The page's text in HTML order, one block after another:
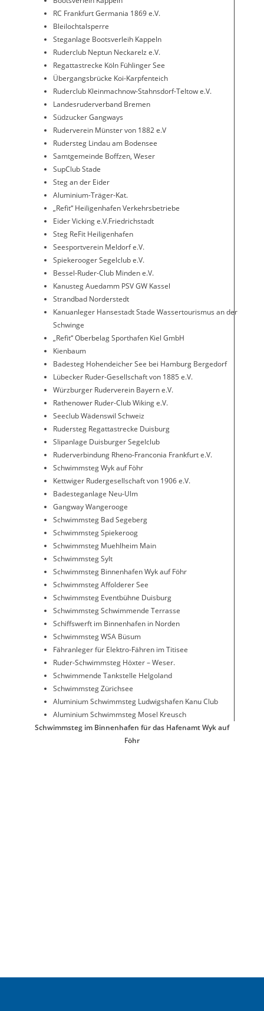
RC Frankfurt Germania 1869 e.V.
Bleilochtalsperre
Steganlage Bootsverleih Kappeln
Ruderclub Neptun Neckarelz e.V.
Regattastrecke Köln Fühlinger See
Übergangsbrücke Koi-Karpfenteich
Ruderclub Kleinmachnow-Stahnsdorf-Teltow e.V.
Landesruderverband Bremen
Südzucker Gangways
Ruderverein Münster von 1882 e.V
Rudersteg Lindau am Bodensee
Samtgemeinde Boffzen, Weser
SupClub Stade
Steg an der Eider
Aluminium-Träger-Kat.
„Refit“ Heiligenhafen Verkehrsbetriebe
Eider Vicking e.V.Friedrichstadt
Steg ReFit Heiligenhafen
Seesportverein Meldorf e.V.
Spiekerooger Segelclub e.V.
Bessel-Ruder-Club Minden e.V.
Kanusteg Auedamm PSV GW Kassel
Strandbad Norderstedt
Kanuanleger Hansestadt Stade Wassertourismus an der
Schwinge
„Refit“ Oberbelag Sporthafen Kiel GmbH
Kienbaum
Badesteg Hohendeicher See bei Hamburg Bergedorf
Lübecker Ruder-Gesellschaft von 1885 e.V.
Würzburger Ruderverein Bayern e.V.
Rathenower Ruder-Club Wiking e.V.
Seeclub Wädenswil Schweiz
Rudersteg Regattastrecke Duisburg
Slipanlage Duisburger Segelclub
Ruderverbindung Rheno-Franconia Frankfurt e.V.
Schwimmsteg Wyk auf Föhr
Kettwiger Rudergesellschaft von 1906 e.V.
Badesteganlage Neu-Ulm
Gangway Wangerooge
Schwimmsteg Bad Segeberg
Schwimmsteg Spiekeroog
Schwimmsteg Muehlheim Main
Schwimmsteg Sylt
Schwimmsteg Binnenhafen Wyk auf Föhr
Schwimmsteg Affolderer See
Schwimmsteg Eventbühne Duisburg
Schwimmsteg Schwimmende Terrasse
Schiffswerft im Binnenhafen in Norden
Schwimmsteg WSA Büsum
Fähranleger für Elektro-Fähren im Titisee
Ruder-Schwimmsteg Höxter – Weser.
Schwimmende Tankstelle Helgoland
Schwimmsteg Zürichsee
Aluminium Schwimmsteg Ludwigshafen Kanu Club
Aluminium Schwimmsteg Mosel Kreusch
Schwimmsteg im Binnenhafen für das Hafenamt Wyk auf
Föhr